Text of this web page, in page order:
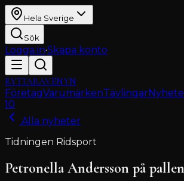
Hela Sverige
Sök
Logga in·Skapa konto
RYTTARAVENYN
FöretagVarumärkenTävlingar
10
Alla nyheter
Tidningen Ridsport
Petronella Andersson på